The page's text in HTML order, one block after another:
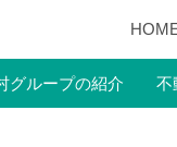
グループの紹介 不